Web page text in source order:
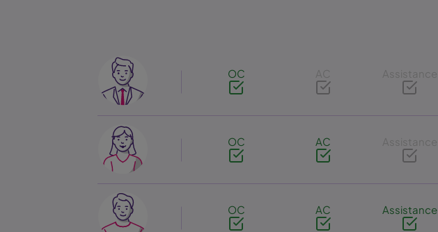
Image
OC AC Assistance
Image
OC AC Assistance
Image
OC AC Assistance